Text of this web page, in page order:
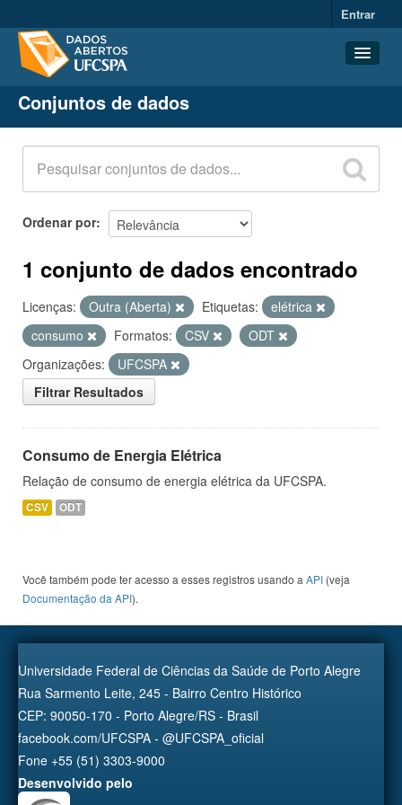
Entrar
Conjuntos de dados
Organizações
Grupos
Sobre
Conjuntos de dados
Ordenar por
1 conjunto de dados encontrado
Licenças: Outra (Aberta) Etiquetas:
elétrica
consumo
Formatos: CSV
ODT
Organizações:
UFCSPA
Filtrar Resultados
Consumo de Energia Elétrica
Relação de consumo de energia elétrica da UFCSPA.
CSV ODT
Você também pode ter acesso a esses registros usando a API (veja
Documentação da API).
Universidade Federal de Ciências da Saúde de Porto Alegre
Rua Sarmento Leite, 245 - Bairro Centro Histórico
CEP: 90050-170 - Porto Alegre/RS - Brasil
facebook.com/UFCSPA - @UFCSPA_oficial
Fone +55 (51) 3303-9000
Desenvolvido pelo